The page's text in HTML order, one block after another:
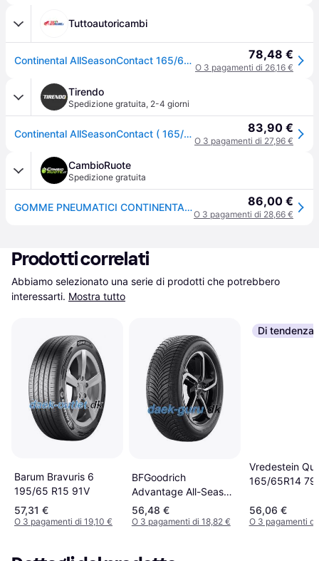
Tuttoautoricambi
Continental AllSeasonContact 165/65 R14 79T auto Pneumatici quattro stagioni Pneumatici 0358812 78,48 €
O 3 pagamenti di 26,16 €
Tirendo
Spedizione gratuita, 2-4 giorni
Continental AllSeasonContact ( 165/65 R14 79T EVc ) 83,90 €
O 3 pagamenti di 27,96 €
CambioRuote
Spedizione gratuita
GOMME PNEUMATICI CONTINENTAL 165/65 R14 79T ALL SEASON CONTACT 86,00 €
O 3 pagamenti di 28,66 €
Prodotti correlati
Abbiamo selezionato una serie di prodotti che potrebbero
interessarti. Mostra tutto
Barum Bravuris 6
195/65 R15 91V
57,31 €
O 3 pagamenti di 19,10 €
BFGoodrich
Advantage All-Season
165/70 R14 81T
56,48 €
O 3 pagamenti di 18,82 €
Di tendenza
Vredestein
165/65R14 79
56,06 €
O 3 pagamenti di